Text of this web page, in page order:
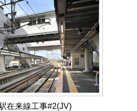
在来線工事#2(JV)